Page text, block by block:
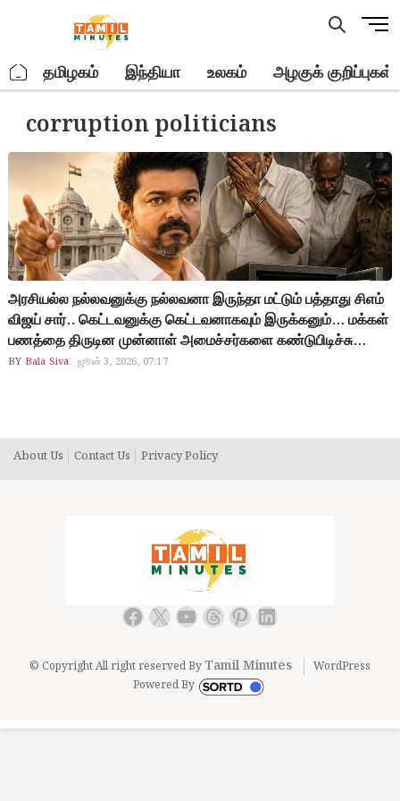
M
u
t
o
n
. தமிழகம் இந்தியா உலகம் அழகுக் குறிப்புகள்
corruption politicians
அரசியல்ல நல்லவனுக்கு நல்லவனா இருந்தா மட்டும் பத்தாது சிஎம்
விஜய் சார்.. கெட்டவனுக்கு கெட்டவனாகவும் இருக்கனும்… மக்கள்
பணத்தை திருடின முன்னாள் அமைச்சர்களை கண்டுபிடிச்சு
ஜெயில்ல போடுங்க.. லஞ்சம் வாங்குனா, என்னிக்காவது ஒருநாள்
கஜானாவுல சேருங்க.. செய்வீங்களா சிஎம் சார்…
BY Bala Siva ஜூன் 3, 2026, 07:17
About Us Contact Us Privacy Policy
Facebook
X YouTube
Threads
Pinterest
LinkedIn
© Copyright All right reserved ByTamil Minutes
WordPress
Powered By